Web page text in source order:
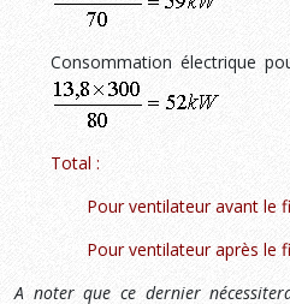
Consommation électrique
Total :
Pour ventilateur avant le
Pour ventilateur après le
A noter que ce dernier